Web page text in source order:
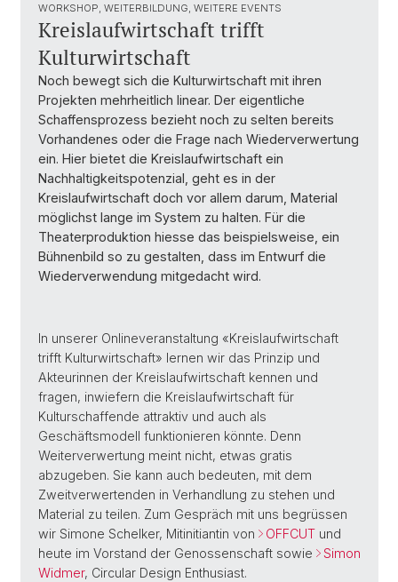
WORKSHOP, WEITERBILDUNG, WEITERE EVENTS
Kreislaufwirtschaft trifft
Kulturwirtschaft
Noch bewegt sich die Kulturwirtschaft mit ihren
Projekten mehrheitlich linear. Der eigentliche
Schaffensprozess bezieht noch zu selten bereits
Vorhandenes oder die Frage nach Wiederverwertung
ein. Hier bietet die Kreislaufwirtschaft ein
Nachhaltigkeitspotenzial, geht es in der
Kreislaufwirtschaft doch vor allem darum, Material
möglichst lange im System zu halten. Für die
Theaterproduktion hiesse das beispielsweise, ein
Bühnenbild so zu gestalten, dass im Entwurf die
Wiederverwendung mitgedacht wird.
In unserer Onlineveranstaltung «Kreislaufwirtschaft
trifft Kulturwirtschaft» lernen wir das Prinzip und
Akteurinnen der Kreislaufwirtschaft kennen und
fragen, inwiefern die Kreislaufwirtschaft für
Kulturschaffende attraktiv und auch als
Geschäftsmodell funktionieren könnte. Denn
Weiterverwertung meint nicht, etwas gratis
abzugeben. Sie kann auch bedeuten, mit dem
Zweitverwertenden in Verhandlung zu stehen und
Material zu teilen. Zum Gespräch mit uns begrüssen
wir Simone Schelker, Mitinitiantin von
OFFCUT und
heute im Vorstand der Genossenschaft sowie
Simon
Widmer, Circular Design Enthusiast.